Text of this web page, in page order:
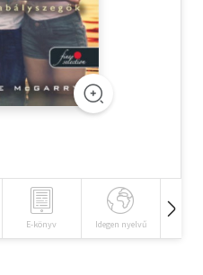
E-könyv Idegen nyelvű